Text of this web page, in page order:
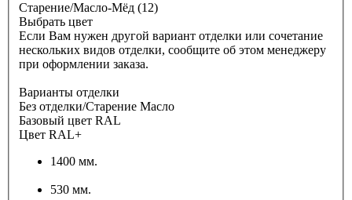
Старение/Масло-Мёд (12)
Выбрать цвет
Если Вам нужен другой вариант отделки или сочетание
нескольких видов отделки, сообщите об этом менеджеру
при оформлении заказа.
Варианты отделки
Без отделки/Старение Масло
Базовый цвет RAL
Цвет RAL+
1400 мм.
530 мм.